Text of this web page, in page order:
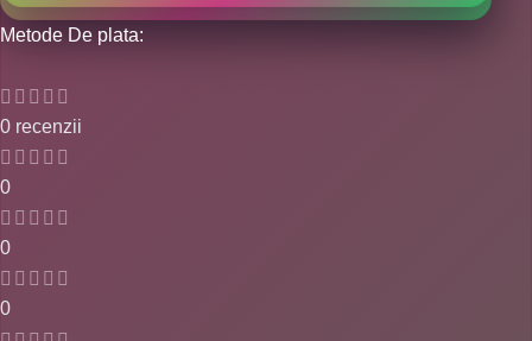
Metode De plata:
0 recenzii
0
0
0